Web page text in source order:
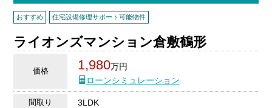
おすすめ 住宅設備修理サポート可能物件
ライオンズマンション倉敷鶴形
価格 1,980万円
ローンシミュレーション
間取り 3LDK